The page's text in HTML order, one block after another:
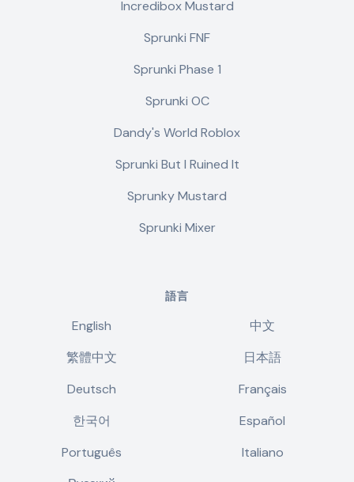
Incredibox Mustard
Sprunki FNF
Sprunki Phase 1
Sprunki OC
Dandy's World Roblox
Sprunki But I Ruined It
Sprunky Mustard
Sprunki Mixer
語言
English
中文
繁體中文
日本語
Deutsch
Français
한국어
Español
Português
Italiano